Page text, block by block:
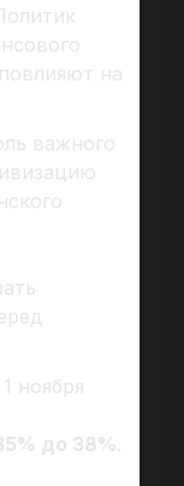
на
важного
ноября
до 38%.